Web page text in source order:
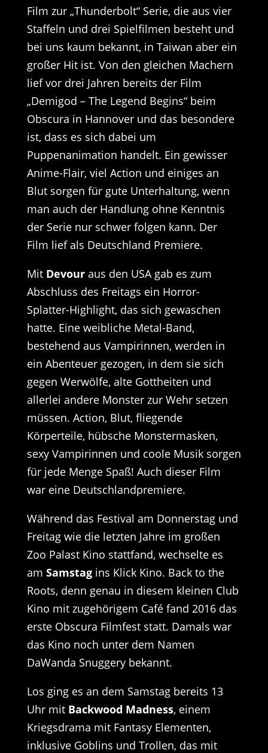
Film zur „Thunderbolt“ Serie, die aus vier
Staffeln und drei Spielfilmen besteht und
bei uns kaum bekannt, in Taiwan aber ein
großer Hit ist. Von den gleichen Machern
lief vor drei Jahren bereits der Film
„Demigod – The Legend Begins“ beim
Obscura in Hannover und das besondere
ist, dass es sich dabei um
Puppenanimation handelt. Ein gewisser
Anime-Flair, viel Action und einiges an
Blut sorgen für gute Unterhaltung, wenn
man auch der Handlung ohne Kenntnis
der Serie nur schwer folgen kann. Der
Film lief als Deutschland Premiere.
Mit Devouraus den USA gab es zum
Abschluss des Freitags ein Horror-
Splatter-Highlight, das sich gewaschen
hatte. Eine weibliche Metal-Band,
bestehend aus Vampirinnen, werden in
ein Abenteuer gezogen, in dem sie sich
gegen Werwölfe, alte Gottheiten und
allerlei andere Monster zur Wehr setzen
müssen. Action, Blut, fliegende
Körperteile, hübsche Monstermasken,
sexy Vampirinnen und coole Musik sorgen
für jede Menge Spaß! Auch dieser Film
war eine Deutschlandpremiere.
Während das Festival am Donnerstag und
Freitag wie die letzten Jahre im großen
Zoo Palast Kino stattfand, wechselte es
am Samstagins Klick Kino. Back to the
Roots, denn genau in diesem kleinen Club
Kino mit zugehörigem Café fand 2016 das
erste Obscura Filmfest statt. Damals war
das Kino noch unter dem Namen
DaWanda Snuggery bekannt.
Los ging es an dem Samstag bereits 13
Uhr mit Backwood Madness, einem
Kriegsdrama mit Fantasy Elementen,
inklusive Goblins und Trollen, das mit